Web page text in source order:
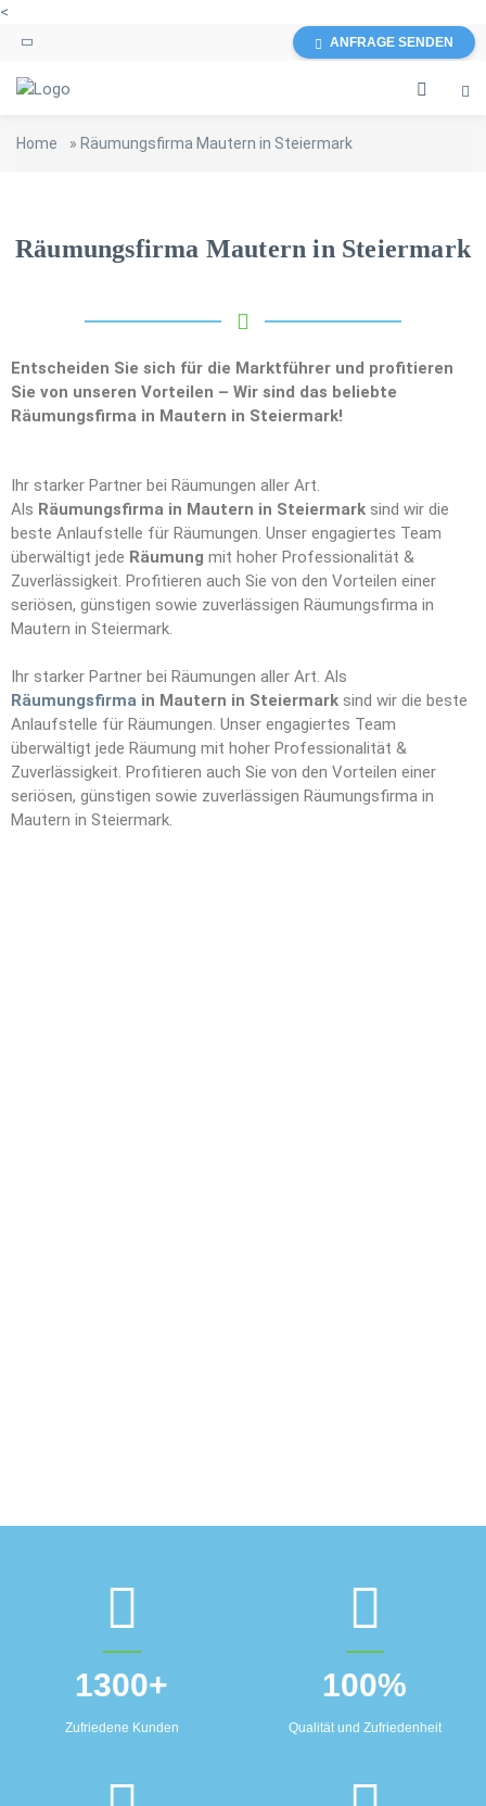
<
ANFRAGE SENDEN
Home » Räumungsfirma Mautern in Steiermark
Räumungsfirma Mautern in Steiermark
Entscheiden Sie sich für die Marktführer und profitieren
Sie von unseren Vorteilen – Wir sind das beliebte
Räumungsfirma in Mautern in Steiermark!
Ihr starker Partner bei Räumungen aller Art.
Als Räumungsfirma in Mautern in Steiermark sind wir die
beste Anlaufstelle für Räumungen. Unser engagiertes Team
überwältigt jede Räumung mit hoher Professionalität &
Zuverlässigkeit. Profitieren auch Sie von den Vorteilen einer
seriösen, günstigen sowie zuverlässigen Räumungsfirma in
Mautern in Steiermark.
Ihr starker Partner bei Räumungen aller Art. Als
Räumungsfirma in Mautern in Steiermark sind wir die beste
Anlaufstelle für Räumungen. Unser engagiertes Team
überwältigt jede Räumung mit hoher Professionalität &
Zuverlässigkeit. Profitieren auch Sie von den Vorteilen einer
seriösen, günstigen sowie zuverlässigen Räumungsfirma in
Mautern in Steiermark.
1300+
Zufriedene Kunden
100%
Qualität und Zufriedenheit